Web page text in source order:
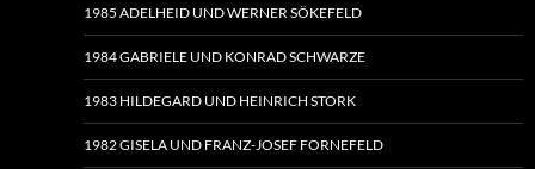
1985 ADELHEID UND WERNER SÖKEFELD
1984 GABRIELE UND KONRAD SCHWARZE
1983 HILDEGARD UND HEINRICH STORK
1982 GISELA UND FRANZ-JOSEF FORNEFELD